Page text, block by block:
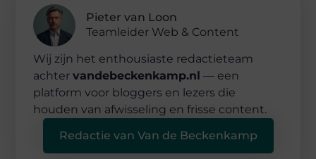
Pieter van Loon
Teamleider Web & Content
Wij zijn het enthousiaste redactieteam
achtervandebeckenkamp.nl — een
platform voor bloggers en lezers die
houden van afwisseling en frisse content.
Redactie van Van de Beckenkamp